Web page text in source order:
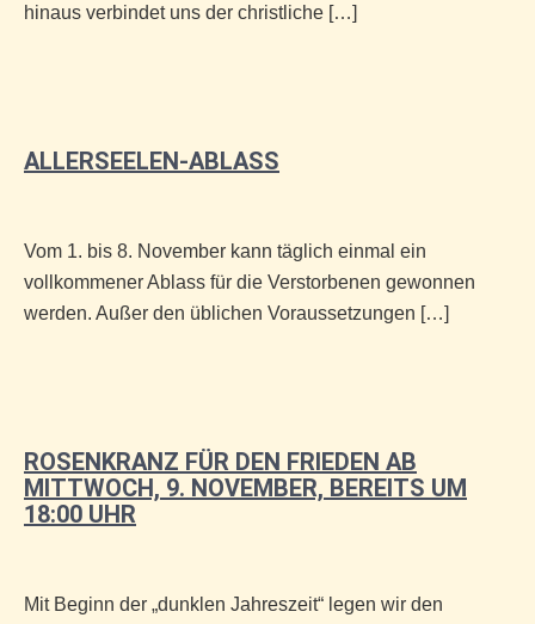
hinaus verbindet uns der christliche […]
ALLERSEELEN-ABLASS
Vom 1. bis 8. November kann täglich einmal ein
vollkommener Ablass für die Verstorbenen gewonnen
werden. Außer den üblichen Voraussetzungen […]
ROSENKRANZ FÜR DEN FRIEDEN AB
MITTWOCH, 9. NOVEMBER, BEREITS UM
18:00 UHR
Mit Beginn der „dunklen Jahreszeit“ legen wir den